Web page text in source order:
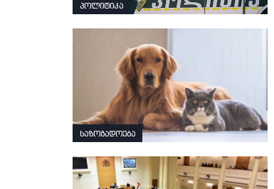
პოლიტიკა
საზოგადოება